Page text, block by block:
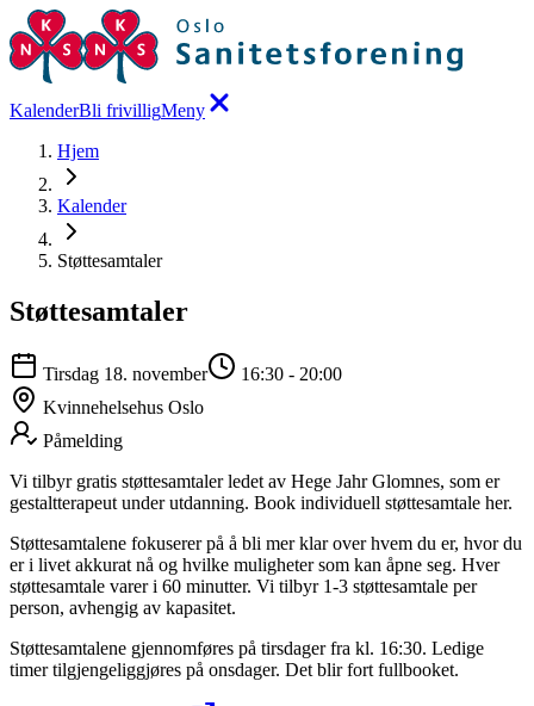
KalenderBli frivilligMeny
Hjem
Kalender
Støttesamtaler
Støttesamtaler
Tirsdag 18. november 16:30 - 20:00
Kvinnehelsehus Oslo
Påmelding
Vi tilbyr gratis støttesamtaler ledet av Hege Jahr Glomnes, som er
gestaltterapeut under utdanning. Book individuell støttesamtale her.
Støttesamtalene fokuserer på å bli mer klar over hvem du er, hvor du
er i livet akkurat nå og hvilke muligheter som kan åpne seg. Hver
støttesamtale varer i 60 minutter. Vi tilbyr 1-3 støttesamtale per
person, avhengig av kapasitet.
Støttesamtalene gjennomføres på tirsdager fra kl. 16:30. Ledige
timer tilgjengeliggjøres på onsdager. Det blir fort fullbooket.